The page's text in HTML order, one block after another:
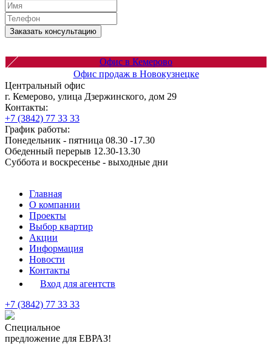
Заказать консультацию
Офис в Кемерово
Офис продаж в Новокузнецке
Центральный офис
г. Кемерово, улица Дзержинского, дом 29
Контакты:
+7 (3842) 77 33 33
График работы:
Понедельник - пятница 08.30 -17.30
Обеденный перерыв 12.30-13.30
Суббота и воскресенье - выходные дни
Главная
О компании
Проекты
Выбор квартир
Акции
Информация
Новости
Контакты
Вход для агентств
+7 (3842) 77 33 33
Специальное
предложение для ЕВРАЗ!